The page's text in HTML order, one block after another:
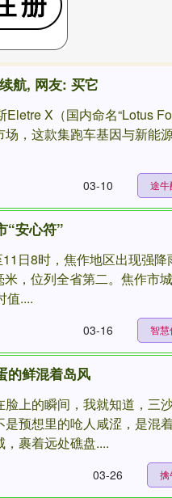
航, 网友: 买它
X（国内命名“Lotus For
场，这款集跑车基因与新能
途
03-10
“安心符”
日8时，焦作地区出现强降
，位列全省第二。焦作市
值....
智
03-16
的鲜混着岛风
脸上的瞬间，我就知道，三
是预想里的呛人咸涩，是混
裹着远处礁盘....
擒
03-26